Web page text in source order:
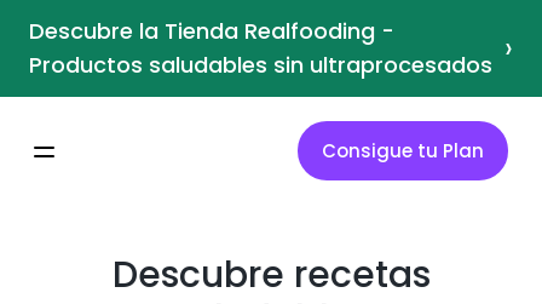
Descubre la Tienda Realfooding -
Productos saludables sin ultraprocesados ›
Consigue tu Plan
Descubre recetas